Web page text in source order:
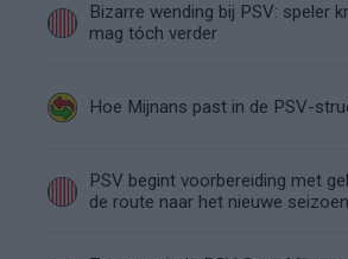
Bizarre wending bij PSV: speler
mag tóch verder
Hoe Mijnans past in de PSV-
PSV begint voorbereiding met
de route naar het nieuwe